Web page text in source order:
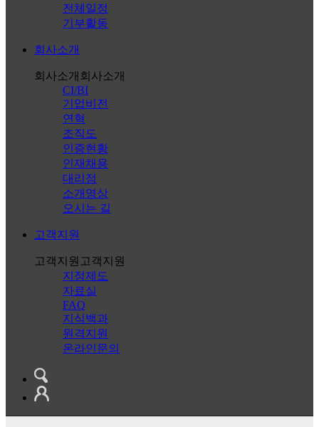
전체일정
기부활동
회사소개
회사소개 회사소개
CI/BI
기업비전
연혁
조직도
인증현황
인재채용
대리점
소개영상
오시는 길
고객지원
고객지원 고객지원
지정제도
자료실
FAQ
지식백과
원격지원
온라인문의